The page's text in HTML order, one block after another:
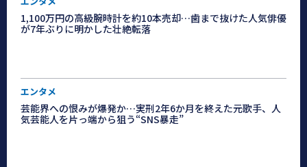
1,100万円の高級腕時計を約10本売却…歯まで抜けた人気俳優
が7年ぶりに明かした壮絶転落
エンタメ
芸能界への恨みが爆発か…実刑2年6か月を終えた元歌手、人
気芸能人を片っ端から狙う“SNS暴走”